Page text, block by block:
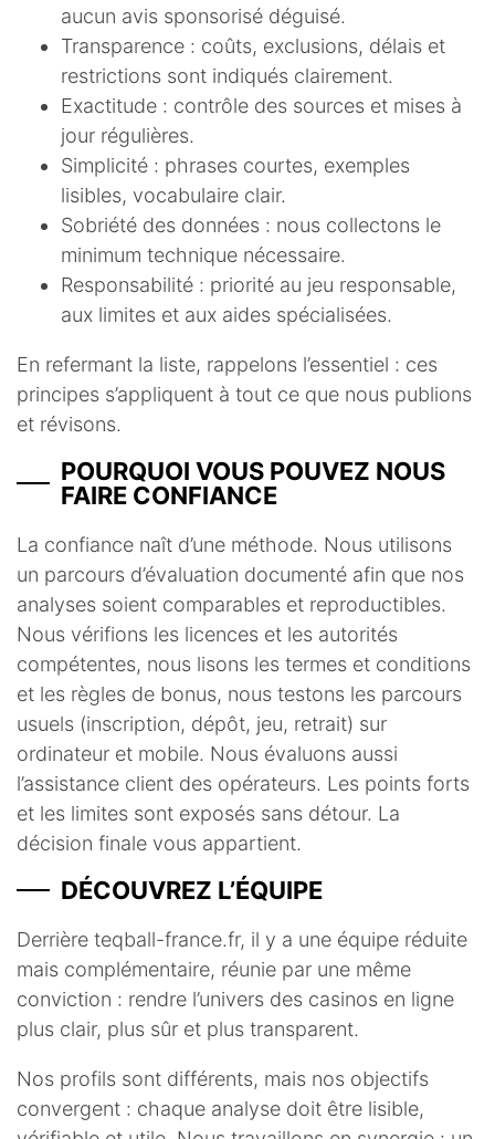
aucun avis sponsorisé déguisé.
Transparence : coûts, exclusions, délais et
restrictions sont indiqués clairement.
Exactitude : contrôle des sources et mises à
jour régulières.
Simplicité : phrases courtes, exemples
lisibles, vocabulaire clair.
Sobriété des données : nous collectons le
minimum technique nécessaire.
Responsabilité : priorité au jeu responsable,
aux limites et aux aides spécialisées.
En refermant la liste, rappelons l’essentiel : ces
principes s’appliquent à tout ce que nous publions
et révisons.
POURQUOI VOUS POUVEZ NOUS
FAIRE CONFIANCE
La confiance naît d’une méthode. Nous utilisons
un parcours d’évaluation documenté afin que nos
analyses soient comparables et reproductibles.
Nous vérifions les licences et les autorités
compétentes, nous lisons les termes et conditions
et les règles de bonus, nous testons les parcours
usuels (inscription, dépôt, jeu, retrait) sur
ordinateur et mobile. Nous évaluons aussi
l’assistance client des opérateurs. Les points forts
et les limites sont exposés sans détour. La
décision finale vous appartient.
DÉCOUVREZ L’ÉQUIPE
Derrière teqball-france.fr, il y a une équipe réduite
mais complémentaire, réunie par une même
conviction : rendre l’univers des casinos en ligne
plus clair, plus sûr et plus transparent.
Nos profils sont différents, mais nos objectifs
convergent : chaque analyse doit être lisible,